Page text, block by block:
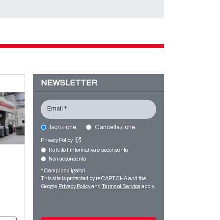
NEWSLETTER
Email *
Iscrizione Cancellazione
Privacy Policy
Ho letto l'informativa e acconsento
Non acconsento
* Campi obbligatori
This site is protected by reCAPTCHA and the
Google Privacy Policyand Terms of Service apply.